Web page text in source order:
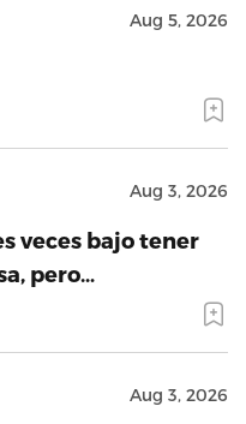
Aug 5, 2026
Aug 3, 2026
veces bajo tener
pero…
Aug 3, 2026